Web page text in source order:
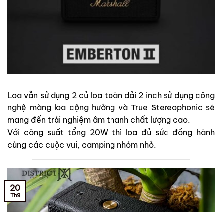
Loa vẫn sử dụng 2 củ loa toàn dải 2 inch sử dụng công
nghệ màng loa cộng hưởng và True Stereophonic sẽ
mang đến trải nghiệm âm thanh chất lượng cao.
Với công suất tổng 20W thì loa đủ sức đồng hành
cùng các cuộc vui, camping nhóm nhỏ.
20
Th9